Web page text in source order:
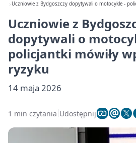
Uczniowie z Bydgoszczy dopytywali o motocykle -
Uczniowie z
dopytywali o
policjantki mówiły
ryzyku
14 maja 2026
1 min czytania Udostępnij